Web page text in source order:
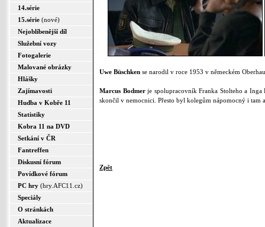
14.série
15.série (nové)
Nejoblíbenější díl
Služební vozy
Fotogalerie
Malované obrázky
Hlášky
Zajímavosti
Hudba v Kobře 11
Statistiky
Kobra 11 na DVD
Setkání v ČR
Fantreffen
Diskusní fórum
Povídkové fórum
PC hry (hry.AFC11.cz)
Speciály
O stránkách
Aktualizace
Uwe Büschken se narodil v roce 1953 v německém
Marcus Bodmerje spolupracovník Franka Stolteho a Inga
skončil v nemocnici. Přesto byl kolegům nápomocný i tam
Zpět